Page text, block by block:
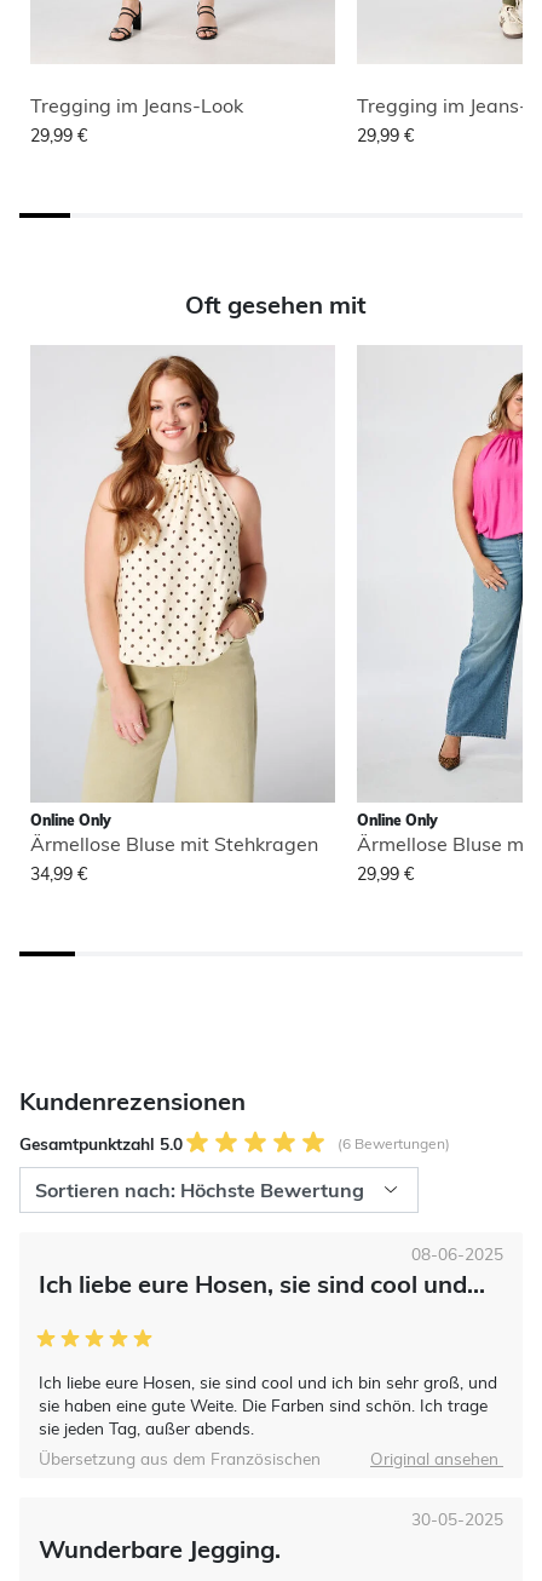
Tregging im Jeans-Look
29,99 €
Tregging im Jeans-
29,99 €
Oft gesehen mit
Online Only
Ärmellose Bluse mit Stehkragen
34,99 €
Online Only
Ärmellose Bluse
29,99 €
Kundenrezensionen
Gesamtpunktzahl 5.0 (6 Bewertungen)
Ich liebe eure Hosen, sie sind cool und...
Ich liebe eure Hosen, sie sind cool und ich bin sehr groß, und
sie haben eine gute Weite. Die Farben sind schön. Ich trage
sie jeden Tag, außer abends.
08-06-2025
Übersetzung aus dem Französischen Original ansehen
Wunderbare Jegging.
30-05-2025